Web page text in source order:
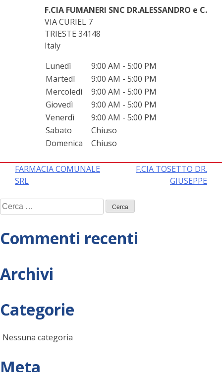
F.CIA FUMANERI SNC DR.ALESSANDRO e C.
VIA CURIEL 7
TRIESTE 34148
Italy
Lunedì
9:00 AM - 5:00 PM
Martedì
9:00 AM - 5:00 PM
Mercoledì
9:00 AM - 5:00 PM
Giovedì
9:00 AM - 5:00 PM
Venerdì
9:00 AM - 5:00 PM
Sabato
Chiuso
Domenica
Chiuso
Navigazione
articoli
FARMACIA COMUNALE
SRL
F.CIA TOSETTO DR.
GIUSEPPE
Ricerca
per:
Commenti recenti
Archivi
Categorie
Nessuna categoria
Meta